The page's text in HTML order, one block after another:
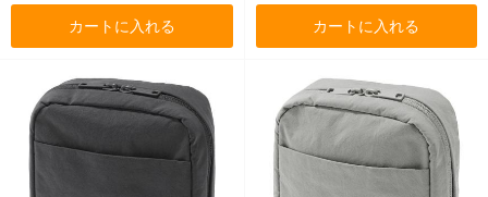
カートに入れる カートに入れる